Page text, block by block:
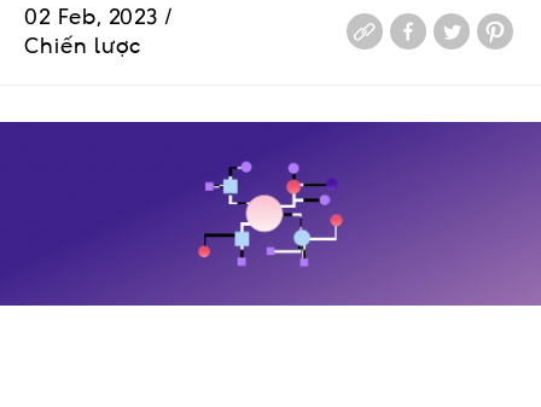
02 Feb, 2023 /
Chiến lược